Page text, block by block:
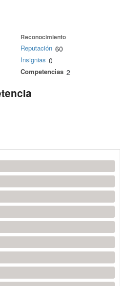
Reconocimiento
Reputación 60
Insignias 0
Competencias 2